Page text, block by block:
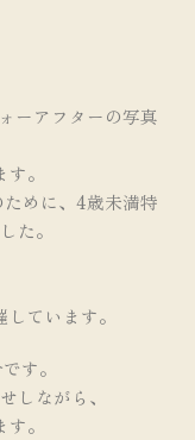
ーアフターの写真
。
めに、4歳未満特
た。
ています。
す。
しながら、
。